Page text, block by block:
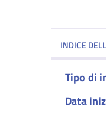
INDICE
Tipo di
Data